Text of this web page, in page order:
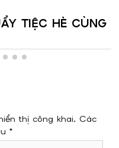
TIỆC HÈ CÙNG
thị công khai. Các
*